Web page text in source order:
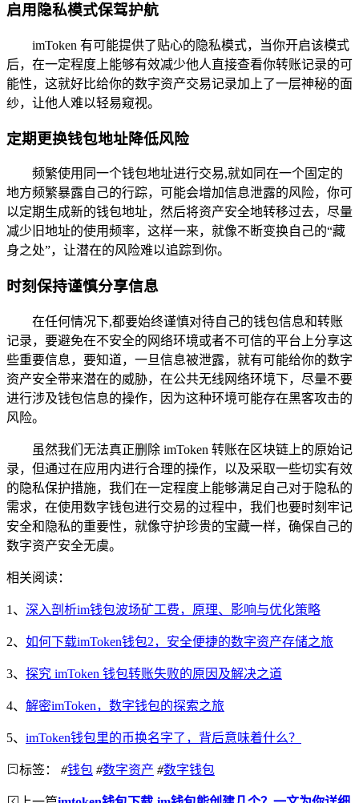
启用隐私模式保驾护航
imToken 有可能提供了贴心的隐私模式，当你开启该模式
后，在一定程度上能够有效减少他人直接查看你转账记录的可
能性，这就好比给你的数字资产交易记录加上了一层神秘的面
纱，让他人难以轻易窥视。
定期更换钱包地址降低风险
频繁使用同一个钱包地址进行交易,就如同在一个固定的
地方频繁暴露自己的行踪，可能会增加信息泄露的风险，你可
以定期生成新的钱包地址，然后将资产安全地转移过去，尽量
减少旧地址的使用频率，这样一来，就像不断变换自己的“藏
身之处”，让潜在的风险难以追踪到你。
时刻保持谨慎分享信息
在任何情况下,都要始终谨慎对待自己的钱包信息和转账
记录，要避免在不安全的网络环境或者不可信的平台上分享这
些重要信息，要知道，一旦信息被泄露，就有可能给你的数字
资产安全带来潜在的威胁，在公共无线网络环境下，尽量不要
进行涉及钱包信息的操作，因为这种环境可能存在黑客攻击的
风险。
虽然我们无法真正删除 imToken 转账在区块链上的原始记
录，但通过在应用内进行合理的操作，以及采取一些切实有效
的隐私保护措施，我们在一定程度上能够满足自己对于隐私的
需求，在使用数字钱包进行交易的过程中，我们也要时刻牢记
安全和隐私的重要性，就像守护珍贵的宝藏一样，确保自己的
数字资产安全无虞。
相关阅读：
1、 深入剖析im钱包波场矿工费，原理、影响与优化策略
2、 如何下载imToken钱包2，安全便捷的数字资产存储之旅
3、 探究 imToken 钱包转账失败的原因及解决之道
4、 解密imToken，数字钱包的探索之旅
5、 imToken钱包里的币换名字了，背后意味着什么？
标签： #钱包 #数字资产 #数字钱包